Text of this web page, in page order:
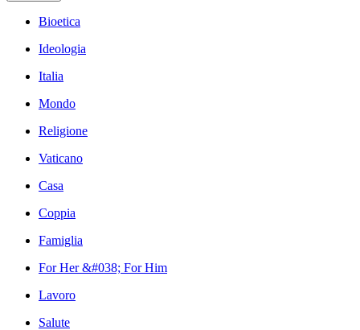
Bioetica
Ideologia
Italia
Mondo
Religione
Vaticano
Casa
Coppia
Famiglia
For Her &#038; For Him
Lavoro
Salute